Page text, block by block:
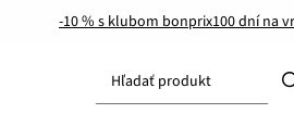
-10 % s klubom bonprix100 dní na
Hľadať produkt